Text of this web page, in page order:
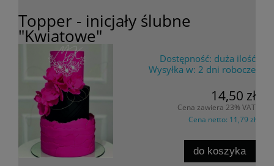
Topper - inicjały ślubne
"Kwiatowe"
Dostępność: duża ilość
Wysyłka w: 2 dni robocze
14,50 zł
Cena zawiera 23% VAT
Cena netto: 11,79 zł
do koszyka